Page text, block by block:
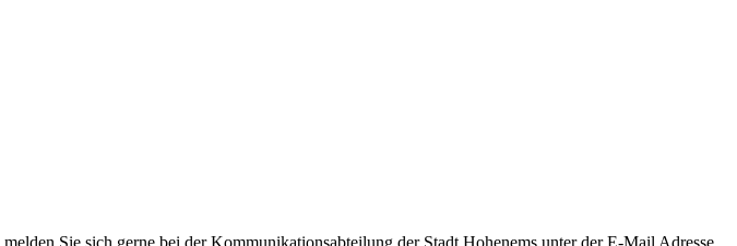
Sie sich gerne bei der Kommunikationsabteilung der Stadt Hohenems unter der E-Mail Adresse